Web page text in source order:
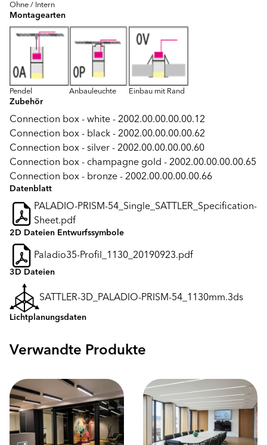
Ohne / Intern
Montagearten
Pendel Anbauleuchte Einbau mit Rand
Zubehör
Connection box - white - 2002.00.00.00.00.12
Connection box - black - 2002.00.00.00.00.62
Connection box - silver - 2002.00.00.00.00.60
Connection box - champagne gold - 2002.00.00.00.00.65
Connection box - bronze - 2002.00.00.00.00.66
Datenblatt
PALADIO-PRISM-54_Single_SATTLER_Specification-
Sheet.pdf
2D Dateien Entwurfssymbole
Paladio35-Profil_1130_20190923.pdf
3D Dateien
SATTLER-3D_PALADIO-PRISM-54_1130mm.3ds
Lichtplanungsdaten
Verwandte Produkte